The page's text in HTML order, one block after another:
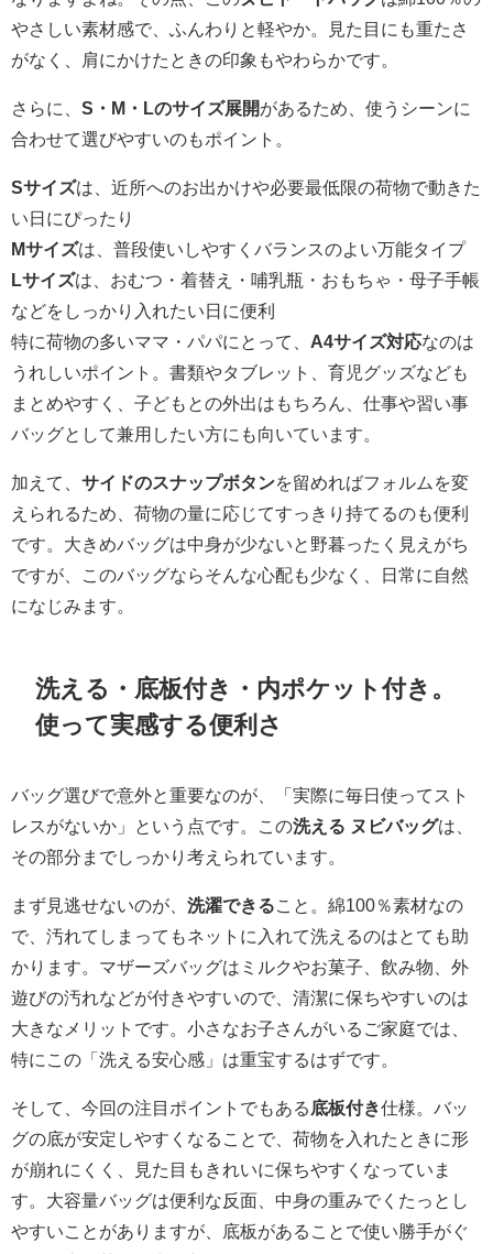
やさしい素材感で、ふんわりと軽やか。見た目にも重たさ
がなく、肩にかけたときの印象もやわらかです。
さらに、 S・M・Lのサイズ展開があるため、使うシーンに
合わせて選びやすいのもポイント。
Sサイズは、近所へのお出かけや必要最低限の荷物で動きた
い日にぴったり
Mサイズは、普段使いしやすくバランスのよい万能タイプ
Lサイズは、おむつ・着替え・哺乳瓶・おもちゃ・母子手帳
などをしっかり入れたい日に便利
特に荷物の多いママ・パパにとって、 A4サイズ対応なのは
うれしいポイント。書類やタブレット、育児グッズなども
まとめやすく、子どもとの外出はもちろん、仕事や習い事
バッグとして兼用したい方にも向いています。
加えて、 サイドのスナップボタンを留めればフォルムを変
えられるため、荷物の量に応じてすっきり持てるのも便利
です。大きめバッグは中身が少ないと野暮ったく見えがち
ですが、このバッグならそんな心配も少なく、日常に自然
になじみます。
洗える・底板付き・内ポケット付き。
使って実感する便利さ
バッグ選びで意外と重要なのが、「実際に毎日使ってスト
レスがないか」という点です。この洗える ヌビバッグは、
その部分までしっかり考えられています。
まず見逃せないのが、 洗濯できること。綿100％素材なの
で、汚れてしまってもネットに入れて洗えるのはとても助
かります。マザーズバッグはミルクやお菓子、飲み物、外
遊びの汚れなどが付きやすいので、清潔に保ちやすいのは
大きなメリットです。小さなお子さんがいるご家庭では、
特にこの「洗える安心感」は重宝するはずです。
そして、今回の注目ポイントでもある底板付き仕様。バッ
グの底が安定しやすくなることで、荷物を入れたときに形
が崩れにくく、見た目もきれいに保ちやすくなっていま
す。大容量バッグは便利な反面、中身の重みでくたっとし
やすいことがありますが、底板があることで使い勝手がぐ